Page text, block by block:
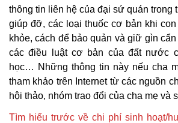
thông tin liên hệ của đại sứ quán trong
giúp đỡ, các loại thuốc cơ bản khi
khỏe, cách để bảo quản và giữ gìn
các điều luật cơ bản của đất nước
học… Những thông tin này nếu cha
tham khảo trên Internet từ các nguồn
hội thảo, nhóm trao đổi của cha mẹ và
Tìm hiểu trước về chi phí sinh hoạt/